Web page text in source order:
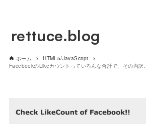
rettuce.blog
ホーム
HTML5/JavaScript
FacebookのLikeカウントっていろんな合計で、その内訳。